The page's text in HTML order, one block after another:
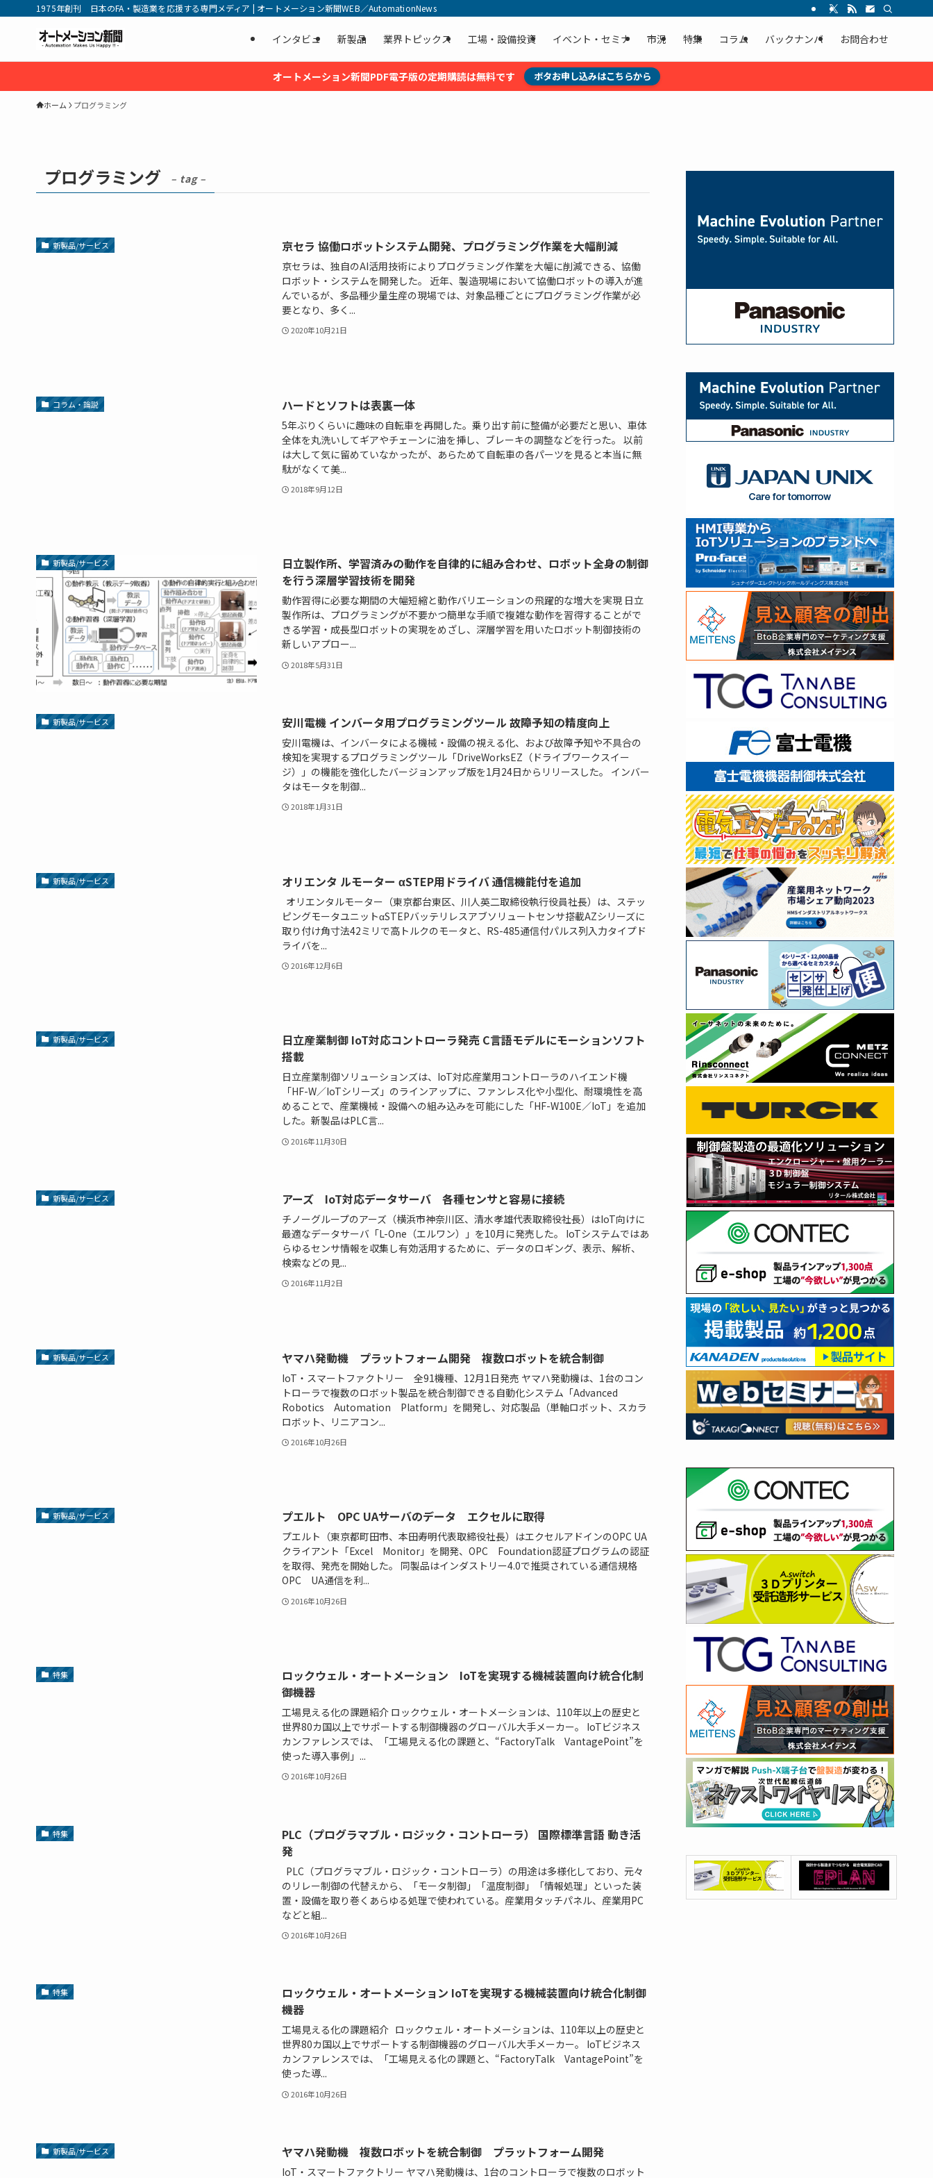
1975年創刊 日本のFA・製造業を応援する専門メディア | オートメーション新聞WEB／AutomationNews
インタビュ 新製品 業界トピックス 工場・設備投資 イベント・セミナ 市況 特集 コラム バックナンバ お問合わせ
オートメーション新聞PDF電子版の定期購読は無料です ボタお申し込みはこちらから
ホーム プログラミング
プログラミング – tag –
新製品/サービス 京セラ 協働ロボットシステム開発、プログラミング作業を大幅削減
京セラは、独自のAI活用技術によりプログラミング作業を大幅に削減できる、協働
ロボット・システムを開発した。 近年、製造現場において協働ロボットの導入が進
んでいるが、多品種少量生産の現場では、対象品種ごとにプログラミング作業が必
要となり、多く...
2020年10月21日
コラム・論説 ハードとソフトは表裏一体
5年ぶりくらいに趣味の自転車を再開した。乗り出す前に整備が必要だと思い、車体
全体を丸洗いしてギアやチェーンに油を挿し、ブレーキの調整などを行った。 以前
は大して気に留めていなかったが、あらためて自転車の各パーツを見ると本当に無
駄がなくて美...
2018年9月12日
新製品/サービス
日立製作所、学習済みの動作を自律的に組み合わせ、ロボット全身の制御
を行う深層学習技術を開発
動作習得に必要な期間の大幅短縮と動作バリエーションの飛躍的な増大を実現 日立
製作所は、プログラミングが不要かつ簡単な手順で複雑な動作を習得することがで
きる学習・成長型ロボットの実現をめざし、深層学習を用いたロボット制御技術の
新しいアプロー...
2018年5月31日
新製品/サービス 安川電機 インバータ用プログラミングツール 故障予知の精度向上
安川電機は、インバータによる機械・設備の視える化、および故障予知や不具合の
検知を実現するプログラミングツール「DriveWorksEZ（ドライブワークスイー
ジ）」の機能を強化したバージョンアップ版を1月24日からリリースした。 インバー
タはモータを制御...
2018年1月31日
新製品/サービス オリエンタ ルモーター αSTEP用ドライバ 通信機能付を追加
オリエンタルモーター（東京都台東区、川人英二取締役執行役員社長）は、ステッ
ピングモータユニットαSTEPバッテリレスアブソリュートセンサ搭載AZシリーズに
取り付け角寸法42ミリで高トルクのモータと、RS-485通信付パルス列入力タイプド
ライバを...
2016年12月6日
新製品/サービス
日立産業制御 IoT対応コントローラ発売 C言語モデルにモーションソフト
搭載
日立産業制御ソリューションズは、IoT対応産業用コントローラのハイエンド機
「HF-W／IoTシリーズ」のラインアップに、ファンレス化や小型化、耐環境性を高
めることで、産業機械・設備への組み込みを可能にした「HF-W100E／IoT」を追加
した。新製品はPLC言...
2016年11月30日
新製品/サービス アーズ IoT対応データサーバ 各種センサと容易に接続
チノーグループのアーズ（横浜市神奈川区、清水孝雄代表取締役社長）はIoT向けに
最適なデータサーバ「L-One（エルワン）」を10月に発売した。 IoTシステムではあ
らゆるセンサ情報を収集し有効活用するために、データのロギング、表示、解析、
検索などの見...
2016年11月2日
新製品/サービス ヤマハ発動機 プラットフォーム開発 複数ロボットを統合制御
IoT・スマートファクトリー 全91機種、12月1日発売 ヤマハ発動機は、1台のコン
トローラで複数のロボット製品を統合制御できる自動化システム「Advanced
Robotics Automation Platform」を開発し、対応製品（単軸ロボット、スカラ
ロボット、リニアコン...
2016年10月26日
新製品/サービス プエルト OPC UAサーバのデータ エクセルに取得
プエルト（東京都町田市、本田寿明代表取締役社長）はエクセルアドインのOPC UA
クライアント「Excel Monitor」を開発、OPC Foundation認証プログラムの認証
を取得、発売を開始した。 同製品はインダストリー4.0で推奨されている通信規格
OPC UA通信を利...
2016年10月26日
特集
ロックウェル・オートメーション IoTを実現する機械装置向け統合化制
御機器
工場見える化の課題紹介 ロックウェル・オートメーションは、110年以上の歴史と
世界80カ国以上でサポートする制御機器のグローバル大手メーカー。 IoTビジネス
カンファレンスでは、「工場見える化の課題と、“FactoryTalk VantagePoint”を
使った導入事例」...
2016年10月26日
特集
PLC（プログラマブル・ロジック・コントローラ） 国際標準言語 動き活
発
PLC（プログラマブル・ロジック・コントローラ）の用途は多様化しており、元々
のリレー制御の代替えから、「モータ制御」「温度制御」「情報処理」といった装
置・設備を取り巻くあらゆる処理で使われている。産業用タッチパネル、産業用PC
などと組...
2016年10月26日
特集
ロックウェル・オートメーション IoTを実現する機械装置向け統合化制御
機器
工場見える化の課題紹介 ロックウェル・オートメーションは、110年以上の歴史と
世界80カ国以上でサポートする制御機器のグローバル大手メーカー。 IoTビジネス
カンファレンスでは、「工場見える化の課題と、“FactoryTalk VantagePoint”を
使った導...
2016年10月26日
新製品/サービス ヤマハ発動機 複数ロボットを統合制御 プラットフォーム開発
IoT・スマートファクトリー ヤマハ発動機は、1台のコントローラで複数のロボット